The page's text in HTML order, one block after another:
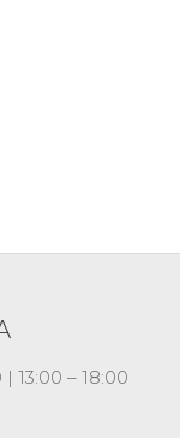
| 13:00 – 18:00